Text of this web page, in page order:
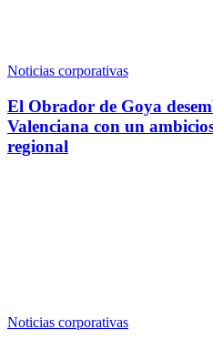
Noticias corporativas
El Obrador de Goya
Valenciana con un
regional
Noticias corporativas